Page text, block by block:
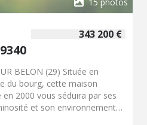
343 200 €
BELON (29) Située en
du bourg, cette maison
2000 vous séduira par ses
et son environnement